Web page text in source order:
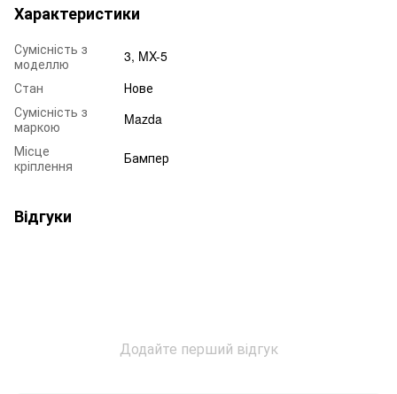
Характеристики
Сумісність з
моделлю
3, MX-5
Стан
Нове
Сумісність з
маркою
Mazda
Місце
кріплення
Бампер
Відгуки
Додайте перший відгук